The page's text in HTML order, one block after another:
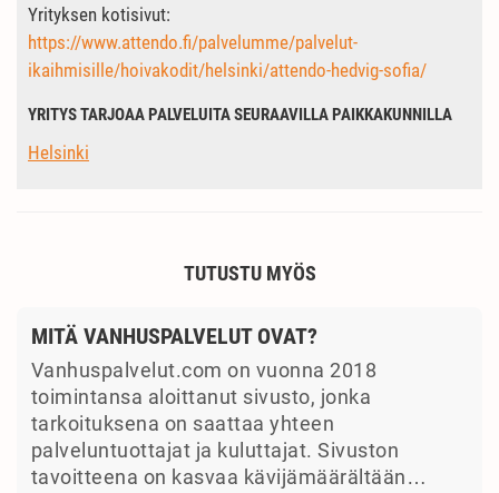
Yrityksen kotisivut:
https://www.attendo.fi/palvelumme/palvelut-
ikaihmisille/hoivakodit/helsinki/attendo-hedvig-sofia/
YRITYS TARJOAA PALVELUITA SEURAAVILLA PAIKKAKUNNILLA
Helsinki
TUTUSTU MYÖS
MITÄ VANHUSPALVELUT OVAT?
Vanhuspalvelut.com on vuonna 2018
toimintansa aloittanut sivusto, jonka
tarkoituksena on saattaa yhteen
palveluntuottajat ja kuluttajat. Sivuston
tavoitteena on kasvaa kävijämäärältään…